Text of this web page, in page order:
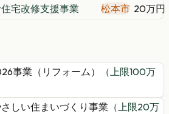
宅改修支援事業
松本市 20万円
事業（リフォーム） （上限100万
しい住まいづくり事業 （上限20万